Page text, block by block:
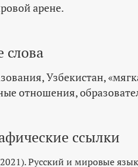
арене.
Узбекистан
отношения
ссылки
Русский и мировые